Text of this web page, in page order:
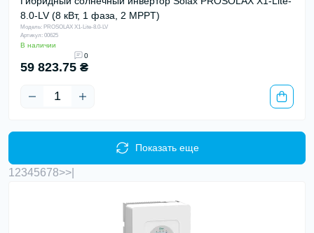
8.0-LV (8 кВт, 1 фаза, 2 MPPT)
Модель: PROSOLAX X1-Lite-8.0-LV
Артикул: 00625
В наличии
0
59 823.75 ₴
Показать еще
1 2345678>>|